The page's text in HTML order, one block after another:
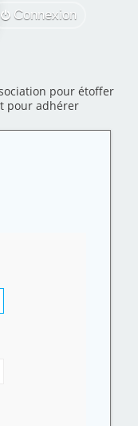
Connexion
pour étoffer
pour adhérer